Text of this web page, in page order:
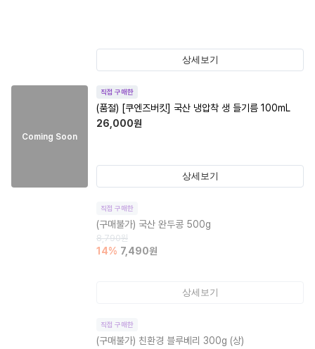
상세보기
Coming Soon
직접 구매한
(품절) [쿠엔즈버킷] 국산 냉압착 생 들기름 100mL
26,000원
상세보기
직접 구매한
(구매불가) 국산 완두콩 500g
8,790원
14% 7,490원
상세보기
직접 구매한
(구매불가) 친환경 블루베리 300g (상)